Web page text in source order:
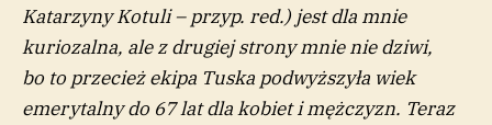
Katarzyny Kotuli – przyp. red.) jest dla mnie
kuriozalna, ale z drugiej strony mnie nie dziwi,
bo to przecież ekipa Tuska podwyższyła wiek
emerytalny do 67 lat dla kobiet i mężczyzn. Teraz